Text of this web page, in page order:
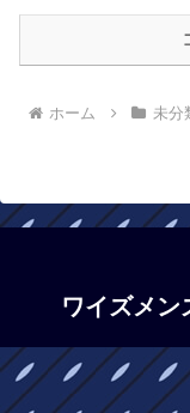
ホーム 未分
ワイズメン